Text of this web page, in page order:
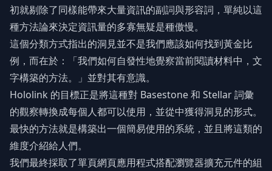
初就剔除了同樣能帶來大量資訊的副詞與形容詞，單純以這
種方法論來決定資訊量的多寡無疑是種傲慢。
這個分類方式指出的洞見並不是我們應該如何找到黃金比
例，而在於：「我們如何自發性地覺察當前閱讀材料中，文
字構築的方法。」並對其有意識。
Hololink 的目標正是將這種對 Basestone 和 Stellar 詞彙
的觀察轉換成每個人都可以使用，並從中獲得洞見的形式。
最快的方法就是構築出一個簡易使用的系統，並且將這類的
維度介紹給人們。
我們最終採取了單頁網頁應用程式搭配瀏覽器擴充元件的組